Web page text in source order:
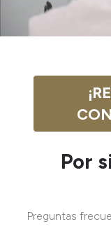
Por
Preguntas